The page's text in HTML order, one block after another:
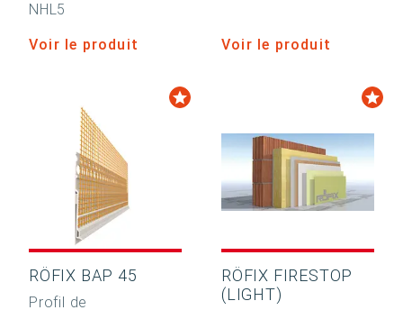
NHL5
Voir le produit Voir le produit
RÖFIX BAP 45
Profil de
RÖFIX FIRESTOP
(LIGHT)